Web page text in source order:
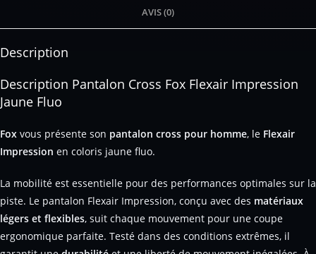
AVIS (0)
Description
Description Pantalon Cross Fox Flexair Impression
Jaune Fluo
Fox vous présente son pantalon cross pour homme, le Flexair
Impression en coloris jaune fluo.
La mobilité est essentielle pour des performances optimales sur la
piste. Le pantalon Flexair Impression, conçu avec des matériaux
légers et flexibles, suit chaque mouvement pour une coupe
ergonomique parfaite. Testé dans des conditions extrêmes, il